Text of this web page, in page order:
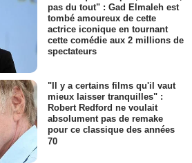
pas du tout" : Gad Elmaleh est
tombé amoureux de cette
actrice iconique en tournant
cette comédie aux 2 millions de
spectateurs
"Il y a certains films qu'il vaut
mieux laisser tranquilles" :
Robert Redford ne voulait
absolument pas de remake
pour ce classique des années
70